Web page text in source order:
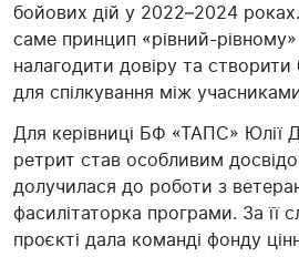
бойових дій у 2022–2024
саме принцип «рівний-
налагодити довіру та створити
для спілкування між
Для керівниці БФ «ТАПС» Юлії
ретрит став особливим
долучилася до роботи з
фасилітаторка програми. За її
проєкті дала команді фонду